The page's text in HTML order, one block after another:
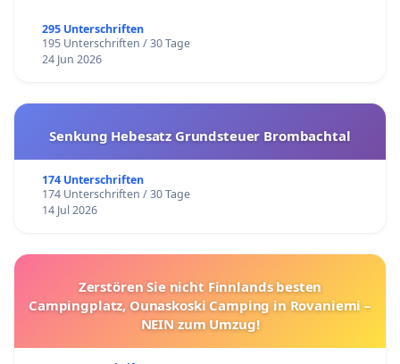
295 Unterschriften
195 Unterschriften / 30 Tage
24 Jun 2026
Senkung Hebesatz Grundsteuer Brombachtal
174 Unterschriften
174 Unterschriften / 30 Tage
14 Jul 2026
Zerstören Sie nicht Finnlands besten
Campingplatz, Ounaskoski Camping in Rovaniemi –
NEIN zum Umzug!